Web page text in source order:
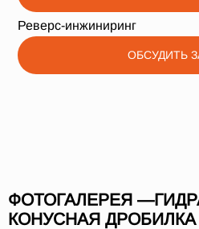
Реверс-инжиниринг
ОБСУДИТЬ
ФОТОГАЛЕРЕЯ
КОНУСНАЯ ДРОБИЛКА